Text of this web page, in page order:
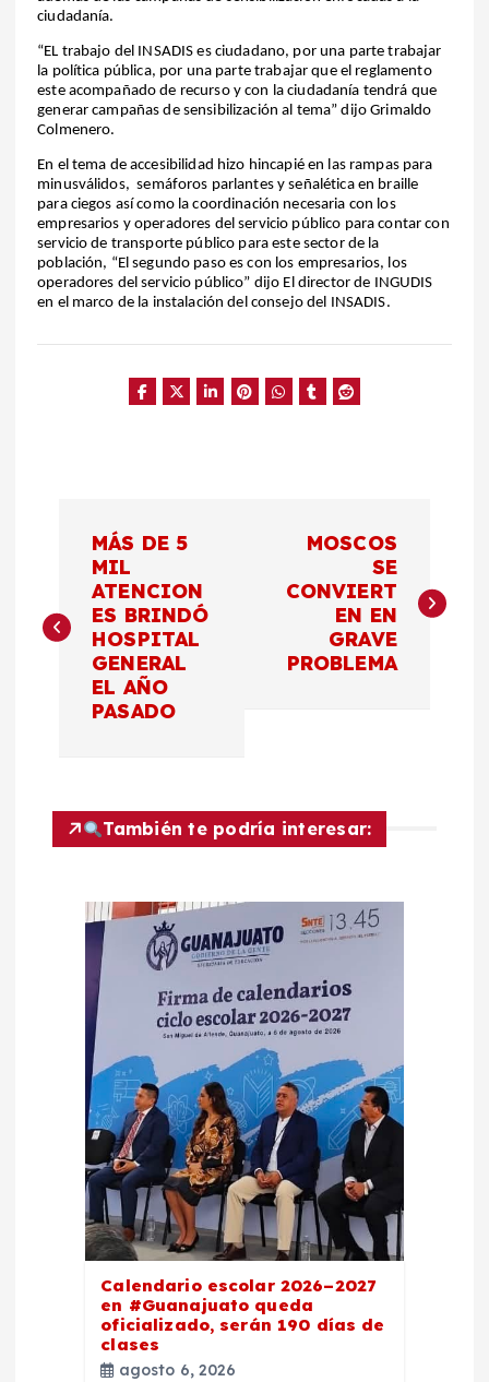
ciudadanía.
“EL trabajo del INSADIS es ciudadano, por una parte trabajar
la política pública, por una parte trabajar que el reglamento
este acompañado de recurso y con la ciudadanía tendrá que
generar campañas de sensibilización al tema” dijo Grimaldo
Colmenero.
En el tema de accesibilidad hizo hincapié en las rampas para
minusválidos, semáforos parlantes y señalética en braille
para ciegos así como la coordinación necesaria con los
empresarios y operadores del servicio público para contar con
servicio de transporte público para este sector de la
población, “El segundo paso es con los empresarios, los
operadores del servicio público” dijo El director de INGUDIS
en el marco de la instalación del consejo del INSADIS.
v
c
MÁS DE 5
MIL
ATENCION
ES BRINDÓ
HOSPITAL
GENERAL
EL AÑO
PASADO
MOSCOS
SE
CONVIERT
EN EN
GRAVE
PROBLEMA
También te podría interesar:
Calendario escolar 2026–2027
en #Guanajuato queda
oficializado, serán 190 días de
clases
agosto 6, 2026